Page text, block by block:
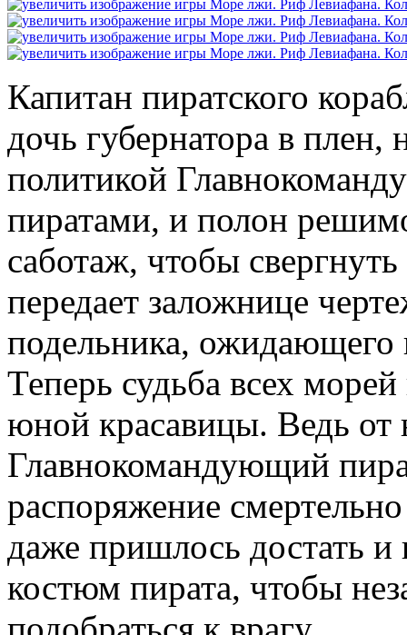
Капитан пиратского
дочь губернатора в плен,
политикой
пиратами, и полон
саботаж, чтобы
передает заложнице
подельника, ожидающего
Теперь судьба всех
юной красавицы. Ведь от
Главнокомандующий
распоряжение
даже пришлось достать и
костюм пирата, чтобы